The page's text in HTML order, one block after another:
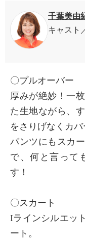
千葉美由
キャスト
〇プルオーバー
厚みが絶妙！一
た生地ながら、
をさりげなくカバ
パンツにもスカ
で、何と言って
す！
〇スカート
Iラインシルエッ
ート。